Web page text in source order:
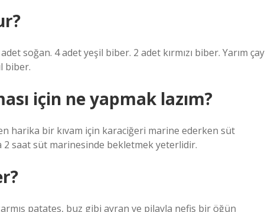
soğan. 4 adet yeşil biber. 2 adet kırmızı biber. Yarım çay
biber.
için ne yapmak lazım?
harika bir kıvam için karaciğeri marine ederken süt
2 saat süt marinesinde bekletmek yeterlidir.
patates, buz gibi ayran ve pilavla nefis bir öğün